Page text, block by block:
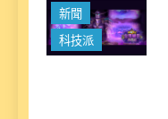
新聞
科技派